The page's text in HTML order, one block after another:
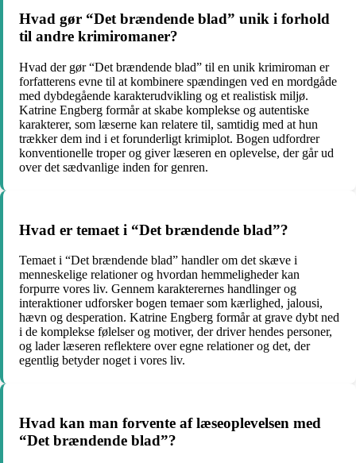
Hvad gør “Det brændende blad” unik i forhold
til andre krimiromaner?
Hvad der gør “Det brændende blad” til en unik krimiroman er
forfatterens evne til at kombinere spændingen ved en mordgåde
med dybdegående karakterudvikling og et realistisk miljø.
Katrine Engberg formår at skabe komplekse og autentiske
karakterer, som læserne kan relatere til, samtidig med at hun
trækker dem ind i et forunderligt krimiplot. Bogen udfordrer
konventionelle troper og giver læseren en oplevelse, der går ud
over det sædvanlige inden for genren.
Hvad er temaet i “Det brændende blad”?
Temaet i “Det brændende blad” handler om det skæve i
menneskelige relationer og hvordan hemmeligheder kan
forpurre vores liv. Gennem karakterernes handlinger og
interaktioner udforsker bogen temaer som kærlighed, jalousi,
hævn og desperation. Katrine Engberg formår at grave dybt ned
i de komplekse følelser og motiver, der driver hendes personer,
og lader læseren reflektere over egne relationer og det, der
egentlig betyder noget i vores liv.
Hvad kan man forvente af læseoplevelsen med
“Det brændende blad”?